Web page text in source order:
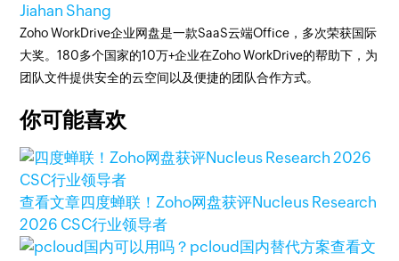
Jiahan Shang
Zoho WorkDrive企业网盘是一款SaaS云端Office，多次荣获国际
大奖。180多个国家的10万+企业在Zoho WorkDrive的帮助下，为
团队文件提供安全的云空间以及便捷的团队合作方式。
你可能喜欢
查看文章四度蝉联！Zoho网盘获评Nucleus Research
2026 CSC行业领导者
查看文